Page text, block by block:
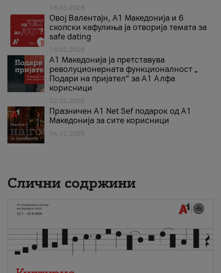
18.05.2026
Овој Валентајн, A1 Македонија и 6
скопски кафулиња ја отворија темата за
safe dating
16.02.2026
А1 Македонија ја претставува
револуционерната функционалност „
Подари на пријател“ за А1 Алфа
корисници
02.02.2026
Празничен A1 Net Sеf подарок од А1
Македонија за сите корисници
04.12.2025
Слични содржини